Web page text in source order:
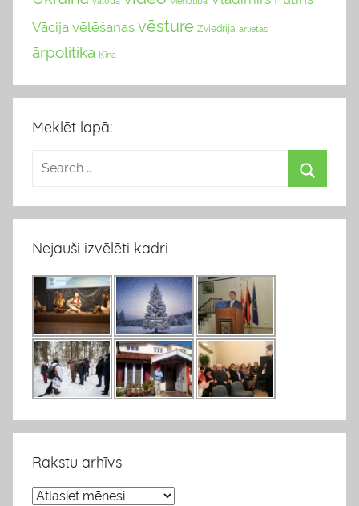
Vācija vēlēšanas vēsture Zviedrija ārlietas
ārpolitika Ķīna
Meklēt lapā:
Nejauši izvēlēti kadri
Rakstu arhīvs
R